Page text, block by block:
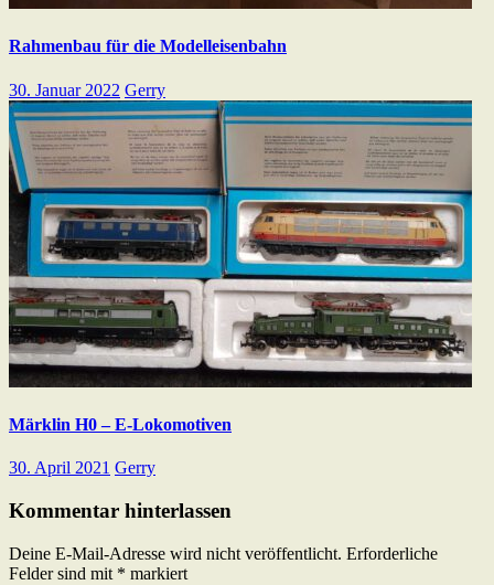
Rahmenbau für die Modelleisenbahn
30. Januar 2022 Gerry
Märklin H0 – E-Lokomotiven
30. April 2021 Gerry
Kommentar hinterlassen
Deine E-Mail-Adresse wird nicht veröffentlicht. Erforderliche
Felder sind mit * markiert